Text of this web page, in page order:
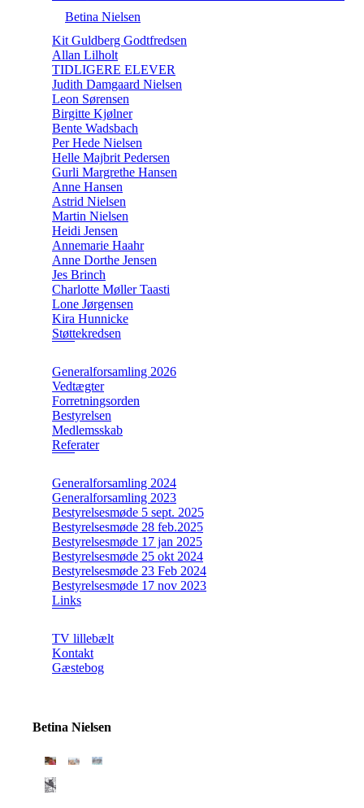
Betina Nielsen
Kit Guldberg Godtfredsen
Allan Lilholt
TIDLIGERE ELEVER
Judith Damgaard Nielsen
Leon Sørensen
Birgitte Kjølner
Bente Wadsbach
Per Hede Nielsen
Helle Majbrit Pedersen
Gurli Margrethe Hansen
Anne Hansen
Astrid Nielsen
Martin Nielsen
Heidi Jensen
Annemarie Haahr
Anne Dorthe Jensen
Jes Brinch
Charlotte Møller Taasti
Lone Jørgensen
Kira Hunnicke
Støttekredsen
Generalforsamling 2026
Vedtægter
Forretningsorden
Bestyrelsen
Medlemsskab
Referater
Generalforsamling 2024
Generalforsamling 2023
Bestyrelsesmøde 5 sept. 2025
Bestyrelsesmøde 28 feb.2025
Bestyrelsesmøde 17 jan 2025
Bestyrelsesmøde 25 okt 2024
Bestyrelsesmøde 23 Feb 2024
Bestyrelsesmøde 17 nov 2023
Links
TV lillebælt
Kontakt
Gæstebog
Betina Nielsen